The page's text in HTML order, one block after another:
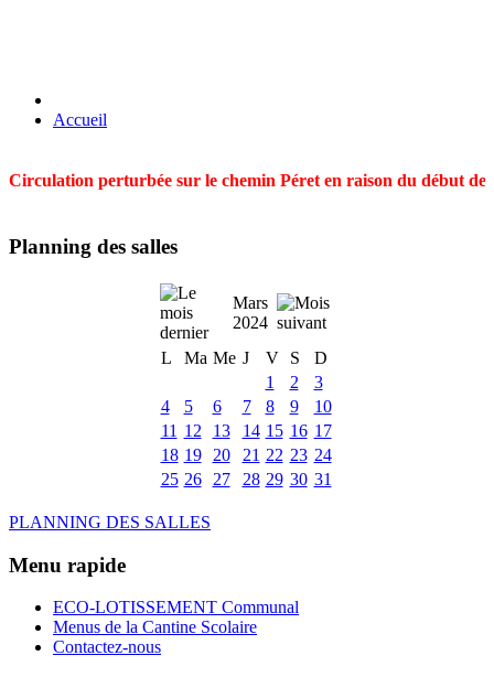
Accueil
Circulation perturbée sur le chemin Péret en raison du début
Planning des salles
Mars
2024
L
Ma Me J V S
D
1
2
3
4
5 6 7 8 9
10
11 12 13 14 15 16 17
18 19 20 21 22 23 24
25 26 27 28 29 30 31
PLANNING DES SALLES
Menu rapide
ECO-LOTISSEMENT Communal
Menus de la Cantine Scolaire
Contactez-nous